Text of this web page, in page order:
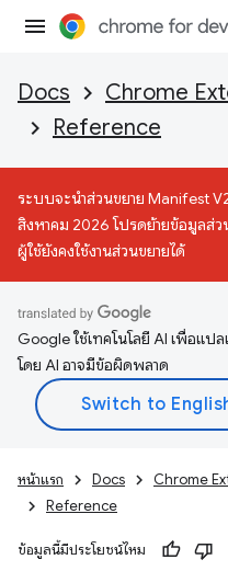
Docs Chrome
Reference
ระบบจะนำส่วนขยาย Manifest
สิงหาคม 2026 โปรดย้ายข้อมูลส่
ผู้ใช้ยังคงใช้งานส่วนขยายได้
Google ใช้เทคโนโลยี AI เพื่อแป
โดย AI อาจมีข้อผิดพลาด
หน้าแรก Docs Chrome
Reference
ข้อมูลนี้มีประโยชน์ไหม